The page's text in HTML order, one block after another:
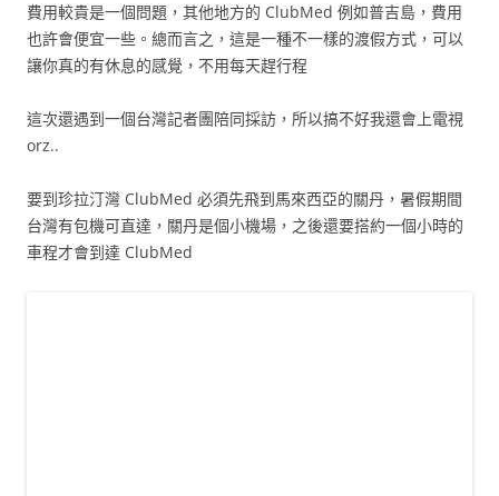
費用較貴是一個問題，其他地方的 ClubMed 例如普吉島，費用
也許會便宜一些。總而言之，這是一種不一樣的渡假方式，可以
讓你真的有休息的感覺，不用每天趕行程
這次還遇到一個台灣記者團陪同採訪，所以搞不好我還會上電視
orz..
要到珍拉汀灣 ClubMed 必須先飛到馬來西亞的關丹，暑假期間
台灣有包機可直達，關丹是個小機場，之後還要搭約一個小時的
車程才會到達 ClubMed